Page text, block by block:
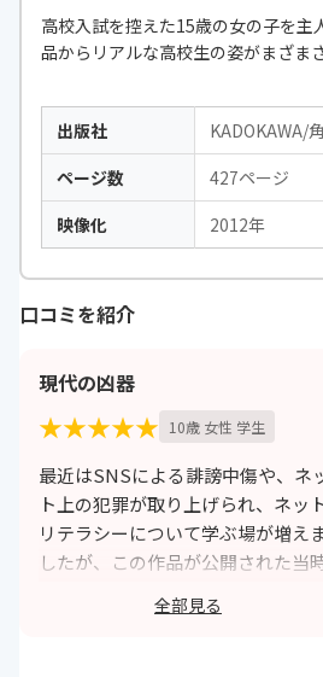
高校入試を控えた15歳の女の子を主
品からリアルな高校生の姿がまざま
出版社
KADOKAWA/
ページ数
427ページ
映像化
2012年
口コミを紹介
現代の凶器
★★★★★ 10歳 女性 学生
最近はSNSによる誹謗中傷や、ネ
ト上の犯罪が取り上げられ、ネッ
リテラシーについて学ぶ場が増え
したが、この作品が公開された当
ど若者しかわからない難しいもので
全部見る